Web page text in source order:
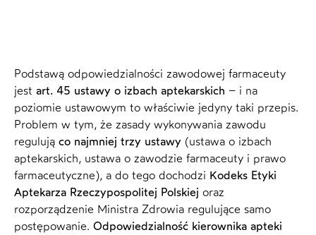
Podstawą odpowiedzialności zawodowej farmaceuty
jest art. 45 ustawy o izbach aptekarskich – i na
poziomie ustawowym to właściwie jedyny taki przepis.
Problem w tym, że zasady wykonywania zawodu
regulują co najmniej trzy ustawy (ustawa o izbach
aptekarskich, ustawa o zawodzie farmaceuty i prawo
farmaceutyczne), a do tego dochodzi Kodeks Etyki
Aptekarza Rzeczypospolitej Polskiej oraz
rozporządzenie Ministra Zdrowia regulujące samo
postępowanie. Odpowiedzialność kierownika apteki